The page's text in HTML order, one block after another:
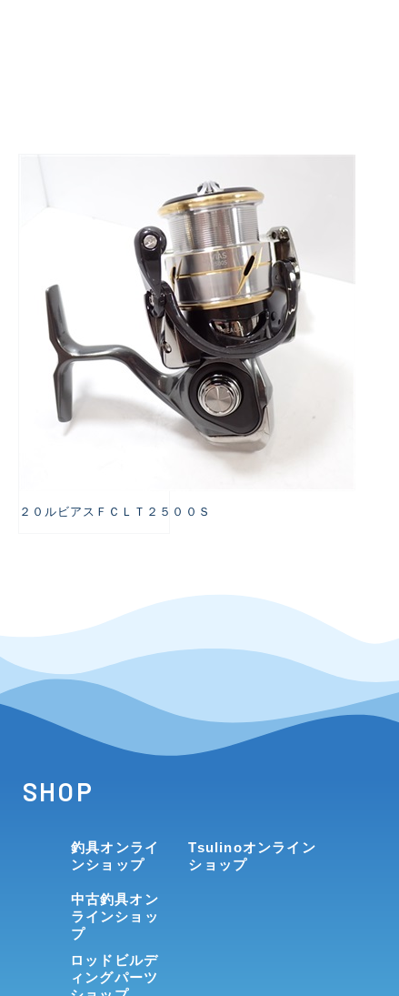
２０ルビアスＦＣＬＴ２５００Ｓ
SHOP
釣具オンライ
ンショップ
中古釣具オン
ラインショッ
プ
ロッドビルデ
ィングパーツ
Tsulinoオンライン
ショップ